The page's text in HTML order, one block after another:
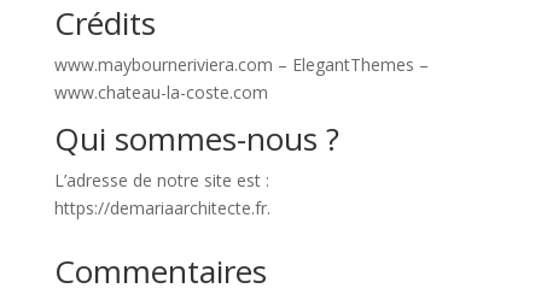
Crédits
www.maybourneriviera.com – ElegantThemes –
www.chateau-la-coste.com
Qui sommes-nous ?
L’adresse de notre site est :
https://demariaarchitecte.fr.
Commentaires